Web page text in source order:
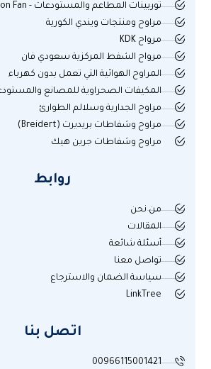
توربينات المطاعم والمستودعات - Suction Fan
مراوح ومنتجات ويندي الكورية
مرواح KDK
مرواح الشفط المركزية سعودي فان
المراوح الهوائية التي تعمل بدون كهرباء
المكيفات الصحراوية للمصانع
مراوح الجدارية وسلالم الطوارئ
مراوح وشفاطات بريديرت (Breidert)
مراوح وشفاطات جرين هيك
روابط
من نحن
المقالات
أسئلة شائعة
تواصل معنا
سياسة الضمان والاسترجاع
LinkTree
اتصل بنا
00966115001421